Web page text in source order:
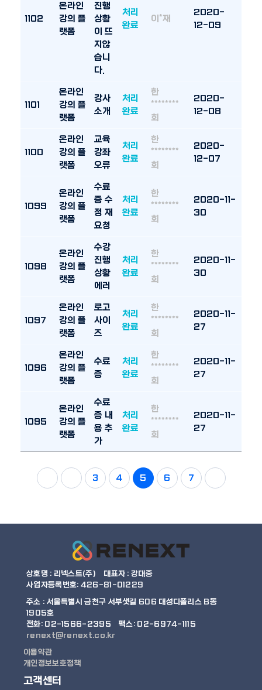
1102
온라인
강의 플
랫폼
진행
상황
이 뜨
지않
습니
다.
처리
완료
이*재
2020-
12-09
1101
온라인
강의 플
랫폼
강사
소개
처리
완료
한
********
회
2020-
12-08
1100
온라인
강의 플
랫폼
교육
강좌
오류
처리
완료
한
********
회
2020-
12-07
1099
온라인
강의 플
랫폼
수료
증 수
정 재
요청
처리
완료
한
********
회
2020-11-
30
1098
온라인
강의 플
랫폼
수강
진행
상황
에러
처리
완료
한
********
회
2020-11-
30
1097
온라인
강의 플
랫폼
로고
사이
즈
처리
완료
한
********
회
2020-11-
27
1096
온라인
강의 플
랫폼
수료
증
처리
완료
한
********
회
2020-11-
27
1095
온라인
강의 플
랫폼
수료
증 내
용 추
가
처리
완료
한
********
회
2020-11-
27
3 4 5 6 7
상호명 : 리넥스트(주)
대표자 : 강대중
사업자등록번호: 426-81-01229
주소 : 서울특별시 금천구 서부샛길 606 대성디폴리스 B동
1905호
전화: 02-1566-2395
팩스: 02-6974-1115
renext@renext.co.kr
이용약관
개인정보보호정책
고객센터